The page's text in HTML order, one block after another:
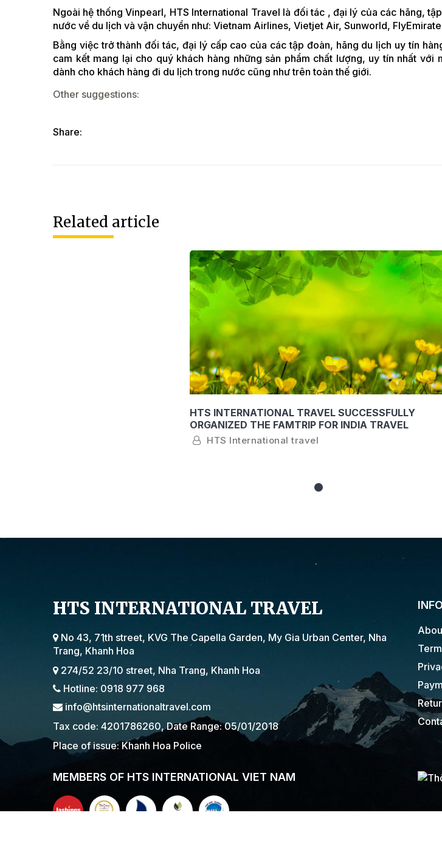
Ngoài hệ thống Vinpearl, HTS International Travel là đối tác , đại lý của các hãng,
nước về du lịch và vận chuyển như: Vietnam Airlines, Vietjet Air, Sunworld,
Bằng việc trở thành đối tác, đại lý cấp cao của các tập đoàn, hãng du lịch uy tín
cam kết mang lại cho quý khách hàng những sản phẩm chất lượng, uy tín nhất với
dành cho khách hàng đi du lịch trong nước cũng như trên toàn thế giới.
Other suggestions:
Share:
Related article
HTS INTERNATIONAL TRAVEL SUCCESSFULLY
ORGANIZED THE FAMTRIP FOR INDIA TRAVEL
AGENTS TO VISIT NHA TRANG - KHANH HOA
HTS International travel
HTS INTERNATIONAL TRAVEL
No 43, 71th street, KVG The Capella Garden, My Gia Urban Center, Nha
Trang, Khanh Hoa
274/52 23/10 street, Nha Trang, Khanh Hoa
Hotline: 0918 977 968
info@htsinternationaltravel.com
Tax code: 4201786260, Date Range: 05/01/2018
Place of issue: Khanh Hoa Police
MEMBERS OF HTS INTERNATIONAL VIET NAM